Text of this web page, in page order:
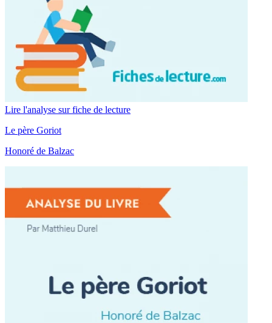
Lire l'analyse sur fiche de lecture
Le père Goriot
Honoré de Balzac